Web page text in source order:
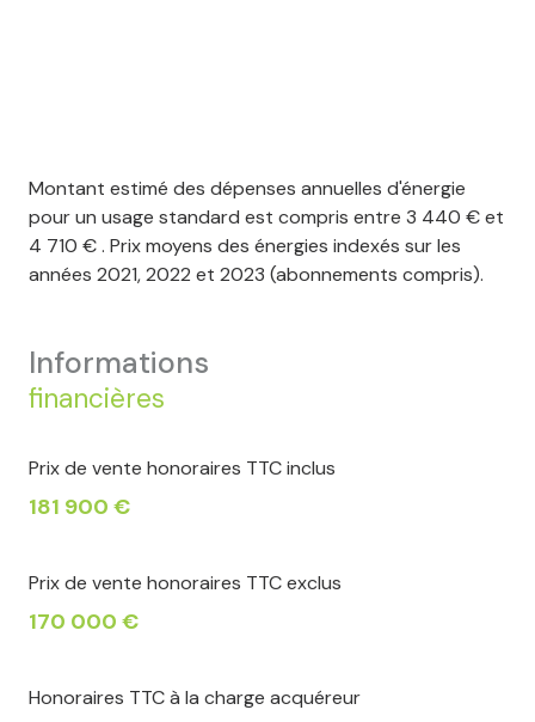
Montant estimé des dépenses annuelles d'énergie
pour un usage standard est compris entre 3 440 € et
4 710 € . Prix moyens des énergies indexés sur les
années 2021, 2022 et 2023 (abonnements compris).
informations
financières
Prix de vente honoraires TTC inclus
181 900 €
Prix de vente honoraires TTC exclus
170 000 €
Honoraires TTC à la charge acquéreur